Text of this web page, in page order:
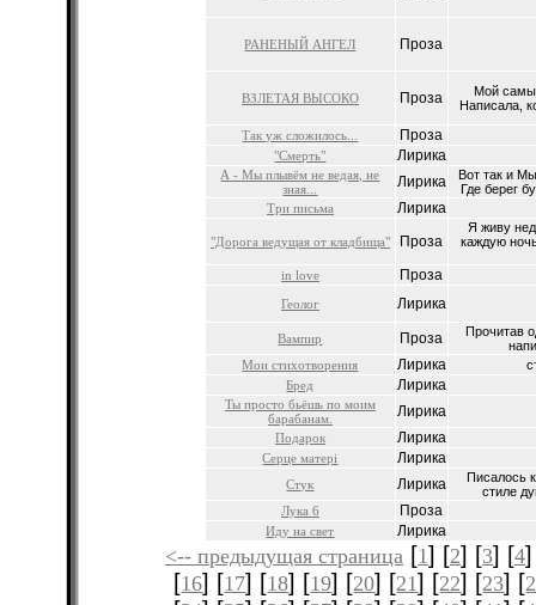
РАНЕНЫЙ АНГЕЛ Проза
ВЗЛЕТАЯ ВЫСОКО Проза
Мой
Написала,
Так уж сложилось... Проза
"Смерть" Лирика
А - Мы плывём не ведая, не
зная...
Лирика
Вот так и
Где берег
Три письма
Лирика
"Дорога ведущая от кладбища" Проза
Я живу
каждую
in love Проза
Геолог Лирика
Вампир Проза
Прочитав
Мои стихотворения
Лирика
Бред
Лирика
Ты просто бьёшь по моим
барабанам.
Лирика
Подарок Лирика
Серце матері Лирика
Стук Лирика
Писалось
стиле
Лука 6
Проза
Иду на свет Лирика
<-- предыдущая страница [1] [2] [3] [4
[16] [17] [18] [19] [20] [21] [22] [23] [